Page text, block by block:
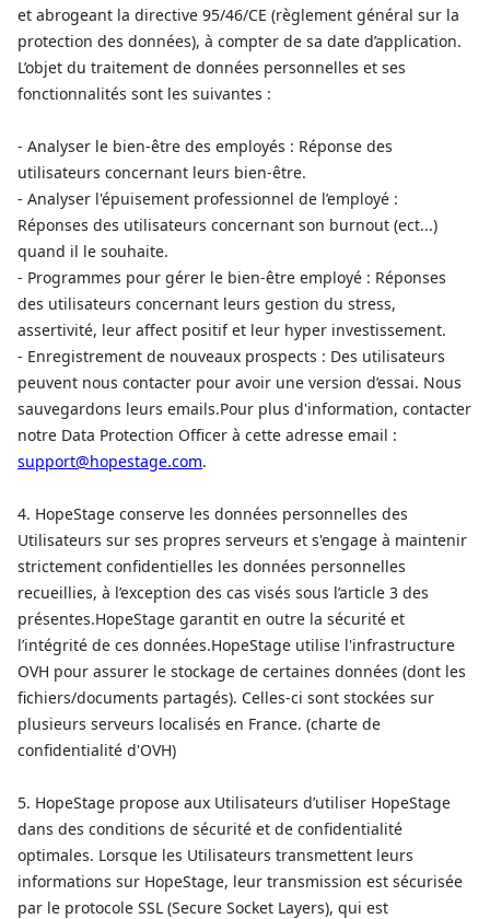
et abrogeant la directive 95/46/CE (règlement général sur la
protection des données), à compter de sa date d’application.
L’objet du traitement de données personnelles et ses
fonctionnalités sont les suivantes :
- Analyser le bien-être des employés : Réponse des
utilisateurs concernant leurs bien-être.
- Analyser l'épuisement professionnel de l’employé :
Réponses des utilisateurs concernant son burnout (ect...)
quand il le souhaite.
- Programmes pour gérer le bien-être employé : Réponses
des utilisateurs concernant leurs gestion du stress,
assertivité, leur affect positif et leur hyper investissement.
- Enregistrement de nouveaux prospects : Des utilisateurs
peuvent nous contacter pour avoir une version d’essai. Nous
sauvegardons leurs emails.Pour plus d'information, contacter
notre Data Protection Officer à cette adresse email :
support@hopestage.com.
4. HopeStage conserve les données personnelles des
Utilisateurs sur ses propres serveurs et s'engage à maintenir
strictement confidentielles les données personnelles
recueillies, à l’exception des cas visés sous l’article 3 des
présentes.HopeStage garantit en outre la sécurité et
l’intégrité de ces données.HopeStage utilise l'infrastructure
OVH pour assurer le stockage de certaines données (dont les
fichiers/documents partagés). Celles-ci sont stockées sur
plusieurs serveurs localisés en France. (charte de
confidentialité d'OVH)
5. HopeStage propose aux Utilisateurs d’utiliser HopeStage
dans des conditions de sécurité et de confidentialité
optimales. Lorsque les Utilisateurs transmettent leurs
informations sur HopeStage, leur transmission est sécurisée
par le protocole SSL (Secure Socket Layers), qui est